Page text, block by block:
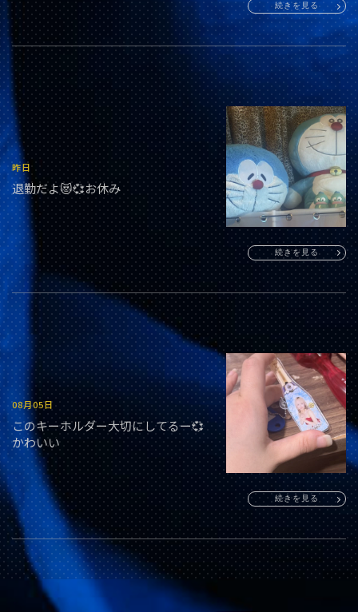
続きを見る
昨日
退勤だよ😻💞お休み
続きを見る
08月05日
このキーホルダー大切にしてるー💞
かわいい
続きを見る